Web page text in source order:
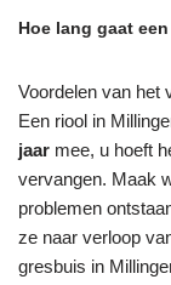
Hoe lang gaat
Voordelen van het
Een riool in
jaar mee, u hoeft
vervangen. Maak
problemen
ze naar verloop
gresbuis in